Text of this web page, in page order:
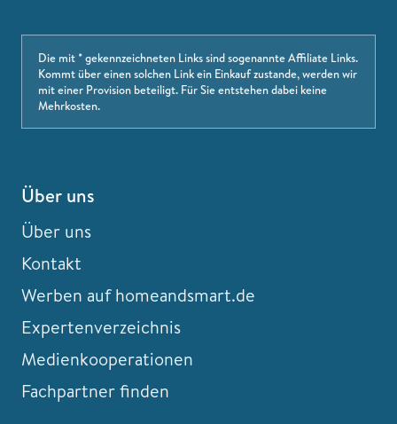
Die mit * gekennzeichneten Links sind sogenannte Affiliate Links.
Kommt über einen solchen Link ein Einkauf zustande, werden wir
mit einer Provision beteiligt. Für Sie entstehen dabei keine
Mehrkosten.
Über uns
Über uns
Kontakt
Werben auf homeandsmart.de
Expertenverzeichnis
Medienkooperationen
Fachpartner finden